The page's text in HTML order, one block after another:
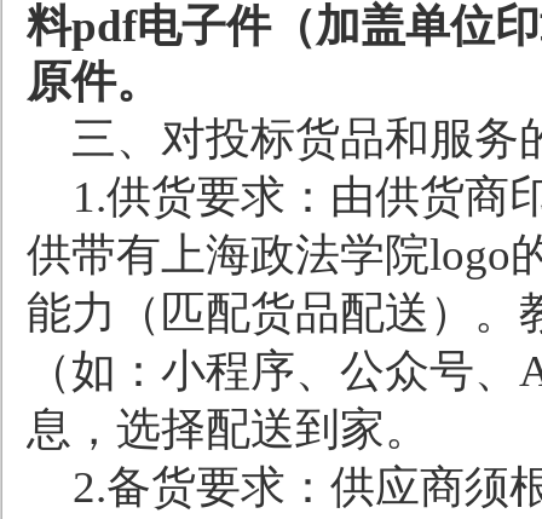
料pdf电子件（加盖单位
原件。
三、对投标货品和服务
1.供货要求：由供货商
供带有上海政法学院logo
能力（匹配货品配送）。
（如：小程序、公众号、
息，选择配送到家。
2.备货要求：供应商须